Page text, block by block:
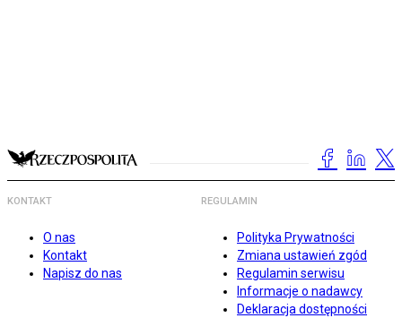
KONTAKT
O nas
Kontakt
Napisz do nas
REGULAMIN
Polityka Prywatności
Zmiana ustawień zgód
Regulamin serwisu
Informacje o nadawcy
Deklaracja dostępności